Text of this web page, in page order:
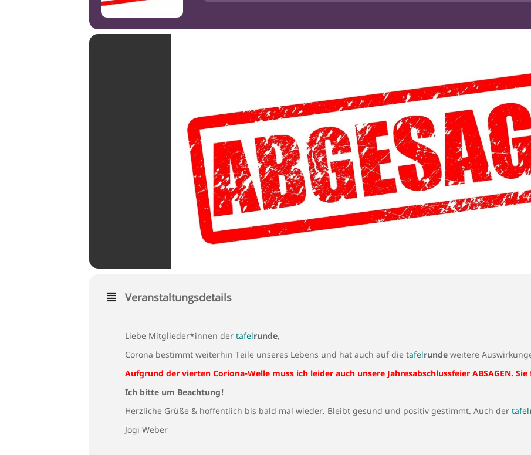
Veranstaltungsdetails
Liebe Mitglieder*innen der tafelrunde,
Corona bestimmt weiterhin Teile unseres Lebens und hat auch auf die tafelrunde weitere
Aufgrund der vierten Coriona-Welle muss ich leider auch unsere Jahresabschlussfeier ABSAGEN.
Ich bitte um Beachtung!
Herzliche Grüße & hoffentlich bis bald mal wieder. Bleibt gesund und positiv gestimmt. Auch der tafel
Jogi Weber